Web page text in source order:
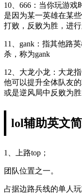
10、666：当你玩游戏
是因为某一英雄在某
打败，反败为胜，进
11、gank：指其他路
杀，称为gank
12、大龙小龙：大龙
他可以提升全体队友
或是逆风局中反败为胜
lol辅助英文
1、上路top；
团队位置之一。
占据边路兵线的单人